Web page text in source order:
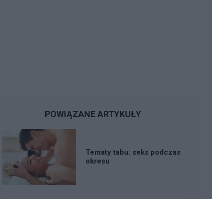
POWIĄZANE ARTYKUŁY
Tematy tabu: seks podczas
okresu